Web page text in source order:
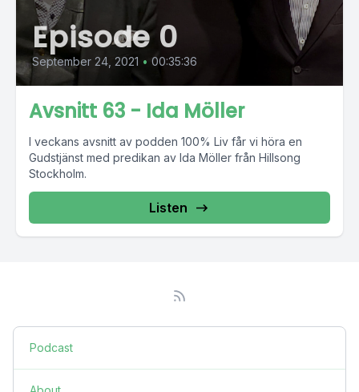
Episode 0
September 24, 2021 • 00:35:36
Avsnitt 63 - Ida Möller
I veckans avsnitt av podden 100% Liv får vi höra en
Gudstjänst med predikan av Ida Möller från Hillsong
Stockholm.
Listen
Podcast